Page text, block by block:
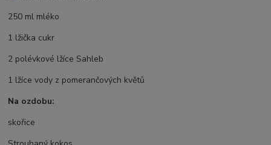
250 ml mléko
1 lžička cukr
2 polévkové lžíce Sahleb
1 lžíce vody z pomerančových květů
Na ozdobu:
skořice